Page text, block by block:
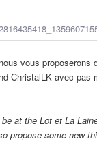
vous proposerons
ChristalLK avec pas
at the Lot et La
propose some new